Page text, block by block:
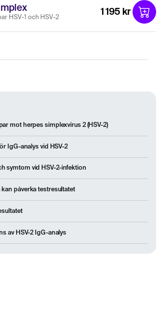
HSV-1 och HSV-2
1 195 kr
mot herpes simplexvirus 2 (HSV-2)
IgG-analys vid HSV-2
symtom vid HSV-2-infektion
kan påverka testresultatet
av HSV-2 IgG-analys